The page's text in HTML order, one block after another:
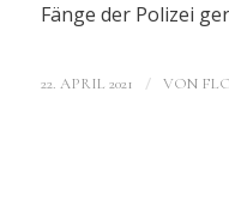
Fänge der Polizei
22. APRIL 2021 / VON